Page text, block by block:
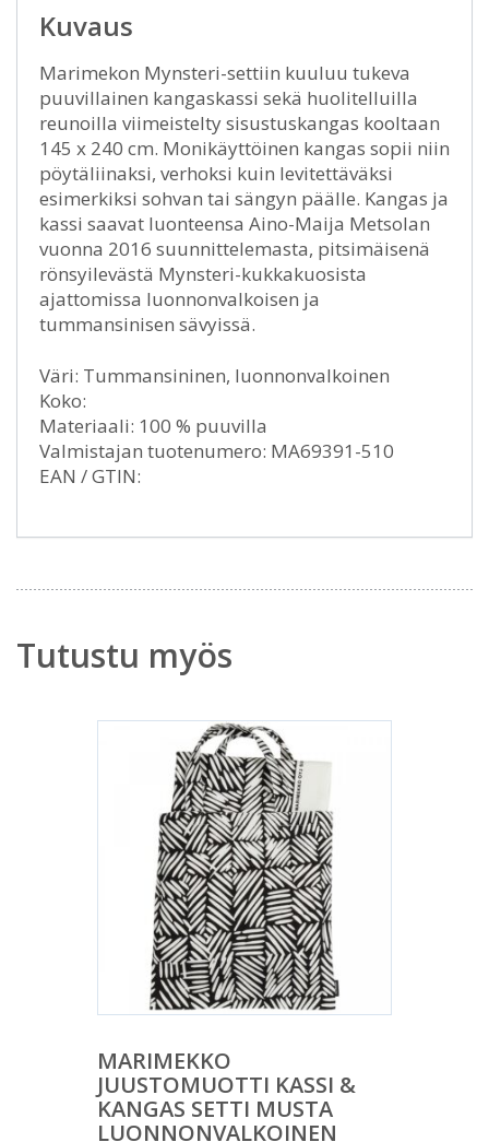
Kuvaus
Marimekon Mynsteri-settiin kuuluu tukeva
puuvillainen kangaskassi sekä huolitelluilla
reunoilla viimeistelty sisustuskangas kooltaan
145 x 240 cm. Monikäyttöinen kangas sopii niin
pöytäliinaksi, verhoksi kuin levitettäväksi
esimerkiksi sohvan tai sängyn päälle. Kangas ja
kassi saavat luonteensa Aino-Maija Metsolan
vuonna 2016 suunnittelemasta, pitsimäisenä
rönsyilevästä Mynsteri-kukkakuosista
ajattomissa luonnonvalkoisen ja
tummansinisen sävyissä.
Väri: Tummansininen, luonnonvalkoinen
Koko:
Materiaali: 100 % puuvilla
Valmistajan tuotenumero: MA69391-510
EAN / GTIN:
Tutustu myös
MARIMEKKO
JUUSTOMUOTTI KASSI &
KANGAS SETTI MUSTA
LUONNONVALKOINEN